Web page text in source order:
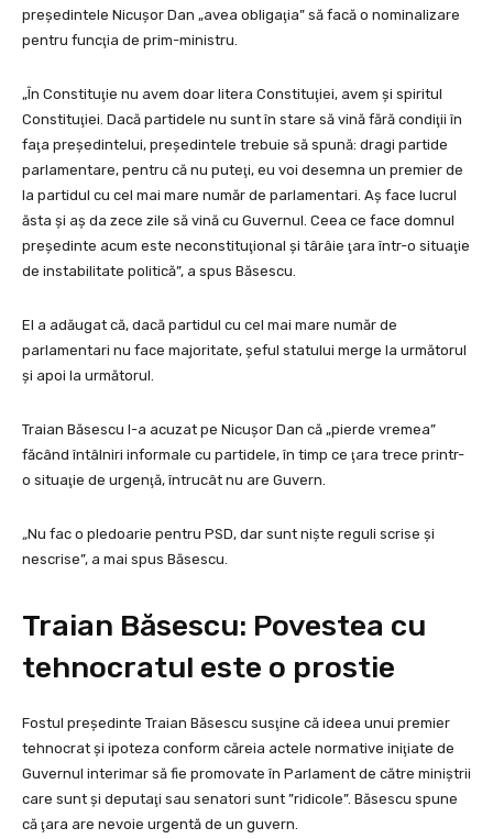
preşedintele Nicuşor Dan „avea obligaţia” să facă o nominalizare
pentru funcţia de prim-ministru.
„În Constituţie nu avem doar litera Constituţiei, avem şi spiritul
Constituţiei. Dacă partidele nu sunt în stare să vină fără condiţii în
faţa preşedintelui, președintele trebuie să spună: dragi partide
parlamentare, pentru că nu puteţi, eu voi desemna un premier de
la partidul cu cel mai mare număr de parlamentari. Aș face lucrul
ăsta şi aș da zece zile să vină cu Guvernul. Ceea ce face domnul
președinte acum este neconstituţional şi târâie ţara într-o situaţie
de instabilitate politică”, a spus Băsescu.
El a adăugat că, dacă partidul cu cel mai mare număr de
parlamentari nu face majoritate, șeful statului merge la următorul
și apoi la următorul.
Traian Băsescu l-a acuzat pe Nicuşor Dan că „pierde vremea”
făcând întâlniri informale cu partidele, în timp ce ţara trece printr-
o situaţie de urgenţă, întrucât nu are Guvern.
„Nu fac o pledoarie pentru PSD, dar sunt nişte reguli scrise şi
nescrise”, a mai spus Băsescu.
Traian Băsescu: Povestea cu
tehnocratul este o prostie
Fostul preşedinte Traian Băsescu susţine că ideea unui premier
tehnocrat şi ipoteza conform căreia actele normative iniţiate de
Guvernul interimar să fie promovate în Parlament de către miniştrii
care sunt şi deputaţi sau senatori sunt ”ridicole”. Băsescu spune
că ţara are nevoie urgentă de un guvern.